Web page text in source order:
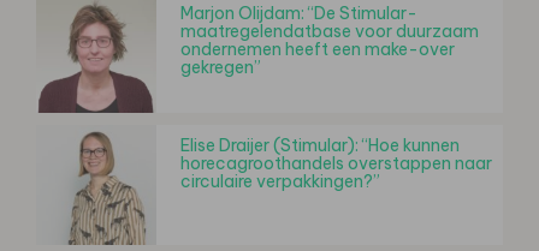
Marjon Olijdam: “De Stimular-
maatregelendatbase voor duurzaam
ondernemen heeft een make-over
gekregen”
Elise Draijer (Stimular): “Hoe kunnen
horecagroothandels overstappen naar
circulaire verpakkingen?”